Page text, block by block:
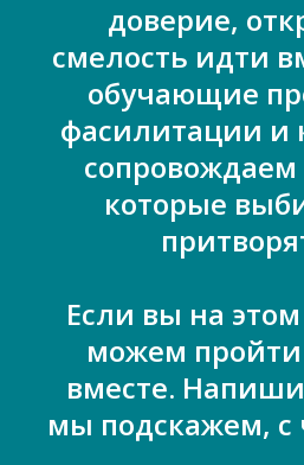
доверие,
смелость идти
обучающие
фасилитации и
которые
Если вы на
можем пройти
вместе.
мы подскажем, с